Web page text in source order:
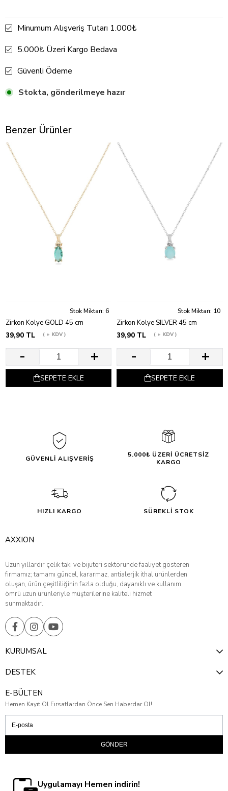
Minumum Alışveriş Tutarı 1.000₺
5.000₺ Üzeri Kargo Bedava
Güvenli Ödeme
Stokta, gönderilmeye hazır
Benzer Ürünler
Stok Miktarı: 6
Zirkon Kolye GOLD 45 cm
39,90 TL
+ KDV
SEPETE EKLE
Stok Miktarı: 10
Zirkon Kolye SILVER 45 cm
39,90 TL
+ KDV
SEPETE EKLE
GÜVENLİ ALIŞVERİŞ
5.000₺ ÜZERİ ÜCRETSİZ
KARGO
HIZLI KARGO SÜREKLİ STOK
AXXION
Uzun yıllardır çelik takı ve bijuteri sektöründe faaliyet gösteren
firmamız; tamamı güncel, kararmaz, antialerjik ithal ürünlerden
oluşan, ürün çeşitliliğinin fazla olduğu, dayanıklı ve kullanım
ömrü uzun ürünleriyle müşterilerine kaliteli hizmet
sunmaktadır.
KURUMSAL
DESTEK
E-BÜLTEN
Hemen Kayıt Ol Fırsatlardan Önce Sen Haberdar Ol!
GÖNDER
Uygulamayı Hemen indirin!